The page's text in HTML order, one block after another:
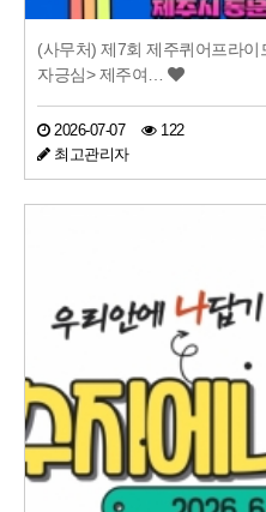
(사무처) 제7회 제주퀴어프라
자긍심> 제주여…
2026-07-07
122
최고관리자